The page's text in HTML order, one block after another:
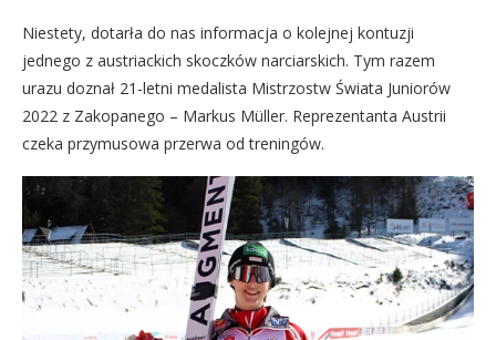
Niestety, dotarła do nas informacja o kolejnej kontuzji
jednego z austriackich skoczków narciarskich. Tym razem
urazu doznał 21-letni medalista Mistrzostw Świata Juniorów
2022 z Zakopanego – Markus Müller. Reprezentanta Austrii
czeka przymusowa przerwa od treningów.